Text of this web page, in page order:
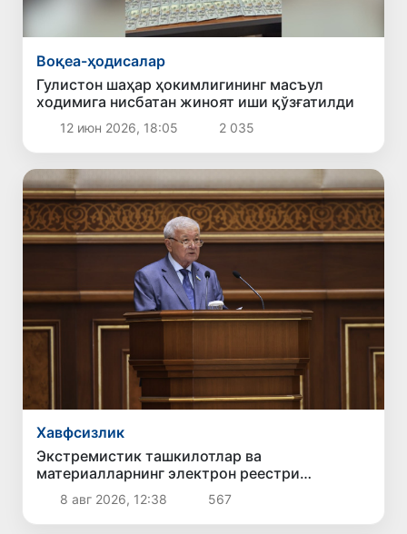
Воқеа-ҳодисалар
Гулистон шаҳар ҳокимлигининг масъул
ходимига нисбатан жиноят иши қўзғатилди
12 июн 2026, 18:05 2 035
Хавфсизлик
Экстремистик ташкилотлар ва
материалларнинг электрон реестри
юритилади
8 авг 2026, 12:38 567